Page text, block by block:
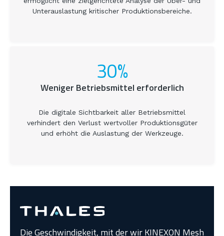
Unterauslastung kritischer Produktionsbereiche.
30%
Weniger Betriebsmittel erforderlich
Die digitale Sichtbarkeit aller Betriebsmittel
verhindert den Verlust wertvoller Produktionsgüter
und erhöht die Auslastung der Werkzeuge.
Die Geschwindigkeit, mit der wir KINEXON Mesh